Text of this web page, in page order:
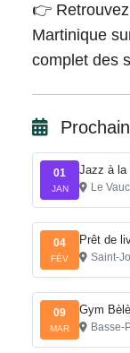
👉
Martinique
complet des
01
JAN
Jazz à la
Le
04
FÉV
Prêt de
Saint-
09
MAR
Gym
Basse-